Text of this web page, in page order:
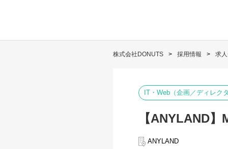
株式会社DONUTS 採用情報 求
IT・Web（企画／ディレク
【ANYLAND
ANYLAND